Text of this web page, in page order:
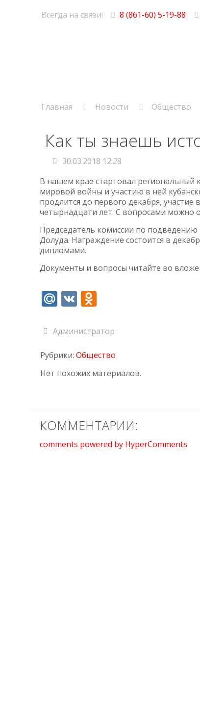
Всегда на связи! 8 (861-60) 5-19-88
Главная Новости Общество
Как ты знаешь
30.03.2018 12:28
В нашем крае стартовал региональный
мировой войны и участию в ней
продлится до первого декабря,
четырнадцати лет. С вопросами можно
Председатель комиссии по
Долуда. Награждение состоится в
дипломами.
Документы и вопросы читайте во
Mail.Ru
VKOdnoklassniki
Администратор
Рубрики: Общество
Нет похожих материалов.
КОММЕНТАРИИ:
comments powered by HyperComments